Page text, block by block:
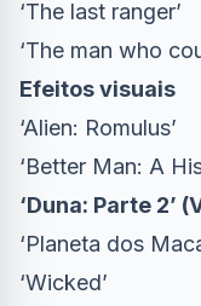
‘The last ranger’
‘The man who
Efeitos visuais
‘Alien: Romulus’
‘Better Man: A
‘Duna: Parte 2’
‘Planeta dos
‘Wicked’